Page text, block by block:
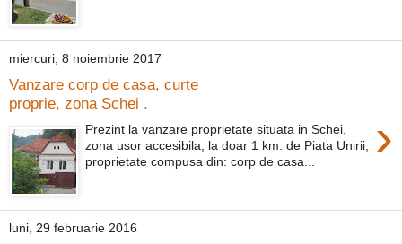
miercuri, 8 noiembrie 2017
Vanzare corp de casa, curte
proprie, zona Schei .
›
Prezint la vanzare proprietate situata in Schei,
zona usor accesibila, la doar 1 km. de Piata Unirii,
proprietate compusa din: corp de casa...
luni, 29 februarie 2016